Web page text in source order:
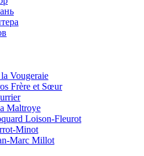
Vougeraie
Frère et Sœur
Maltroye
Loison-Fleurot
Minot
Marc Millot